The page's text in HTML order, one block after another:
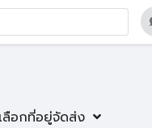
เลือกที่อยู่จัดส่ง